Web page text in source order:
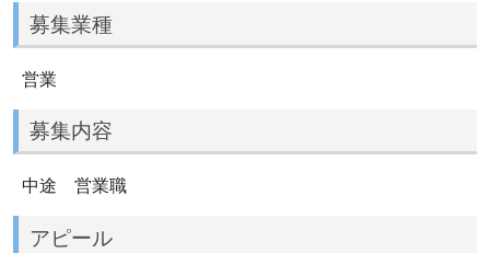
募集業種
営業
募集内容
中途 営業職
アピール